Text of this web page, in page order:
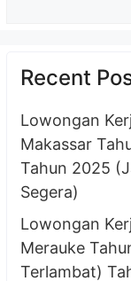
Recent
Lowongan
Makassar
Tahun 2025
Segera)
Lowongan
Merauke
Terlambat)